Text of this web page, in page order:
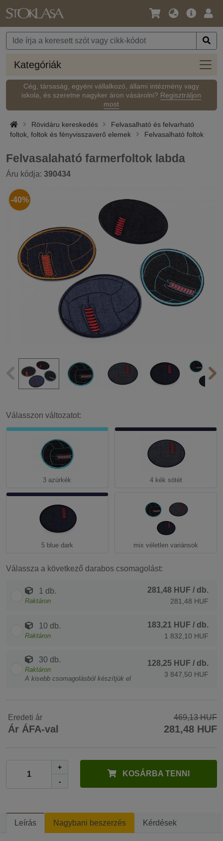
Nyelv
Pénznem
Fő
Kategóriák
Cég, társaság, egyéni vállalkozó, állami intézmény vagy
iskola, és szeretne nagyker áron vásárolni? Regisztráljon
most
Rövidáru kereskedés
Felvasalható és felvarható
foltok, foltok és fényvisszaverő elemek
Felvasalható foltok
Felvasalaható farmerfoltok labda
Áru kódja: 390434
-40%
Válasszon változatot:
3 azúrkék 4 kék sötét
5 blue dark mix véletlen variánsok
Válassza a következő darabos csomagolást:
1 db.
Raktáron
281,48 HUF / db.
281,48 HUF
10 db.
Raktáron
183,21 HUF / db.
1 832,10 HUF
30 db.
Raktáron
A kisebb csomagolásból készítjük el
128,25 HUF / db.
3 847,50 HUF
Eredeti ár 469,13 HUF
Ár ÁFA-val 281,48 HUF
+
-
KOSÁRBA TENNI
Leírás Nagybani beszerzés Kérdések